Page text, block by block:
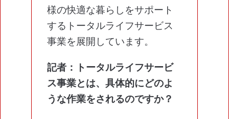
様の快適な暮らしをサポート
するトータルライフサービス
事業を展開しています。
記者：トータルライフサービ
ス事業とは、具体的にどのよ
うな作業をされるのですか？